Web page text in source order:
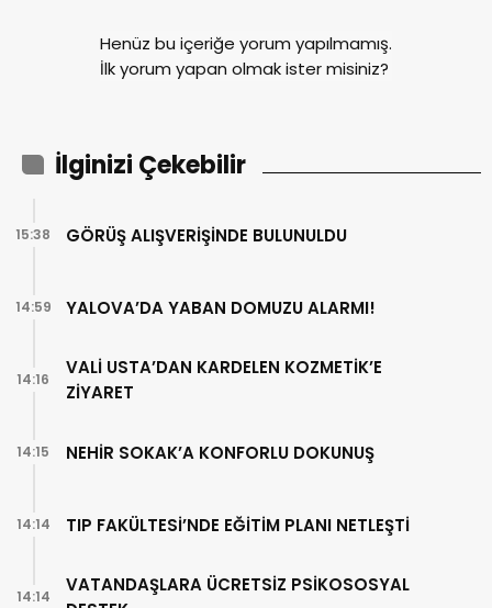
Henüz bu içeriğe yorum yapılmamış.
İlk yorum yapan olmak ister misiniz?
İlginizi Çekebilir
GÖRÜŞ ALIŞVERİŞİNDE BULUNULDU
15:38
YALOVA’DA YABAN DOMUZU ALARMI!
14:59
VALİ USTA’DAN KARDELEN KOZMETİK’E
ZİYARET
14:16
NEHİR SOKAK’A KONFORLU DOKUNUŞ
14:15
TIP FAKÜLTESİ’NDE EĞİTİM PLANI NETLEŞTİ
14:14
VATANDAŞLARA ÜCRETSİZ PSİKOSOSYAL
14:14